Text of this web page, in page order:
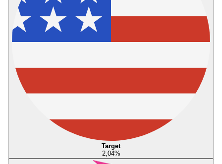
Target
2,04%